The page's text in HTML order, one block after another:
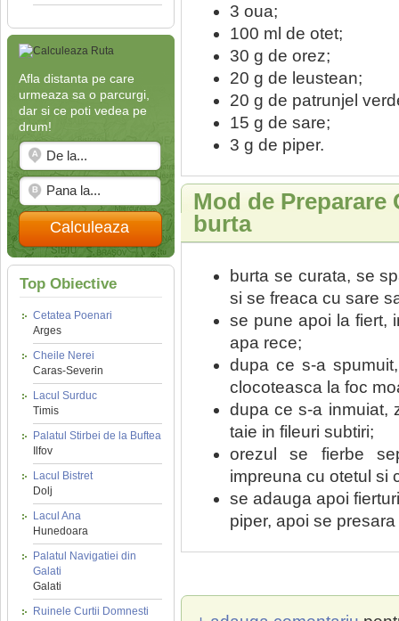
Afla distanta pe care
urmeaza sa o parcurgi,
dar si ce poti vedea pe
drum!
Calculeaza
Top Obiective
Cetatea Poenari
Arges
Cheile Nerei
Caras-Severin
Lacul Surduc
Timis
Palatul Stirbei de la Buftea
Ilfov
Lacul Bistret
Dolj
Lacul Ana
Hunedoara
Palatul Navigatiei din
Galati
Galati
Ruinele Curtii Domnesti
3 oua;
100 ml de otet;
30 g de orez;
20 g de leustean;
20 g de patrunjel
15 g de sare;
3 g de piper.
Mod de Preparare
burta
burta se curata, se
si se freaca cu sare
se pune apoi la fiert,
apa rece;
dupa ce s-a
clocoteasca la foc
dupa ce s-a inmuiat,
taie in fileuri subtiri;
orezul se fierbe
impreuna cu otetul si
se adauga apoi
piper, apoi se